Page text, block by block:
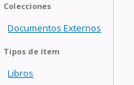
Colecciones
Documentos Externos
Tipos de ítem
Libros